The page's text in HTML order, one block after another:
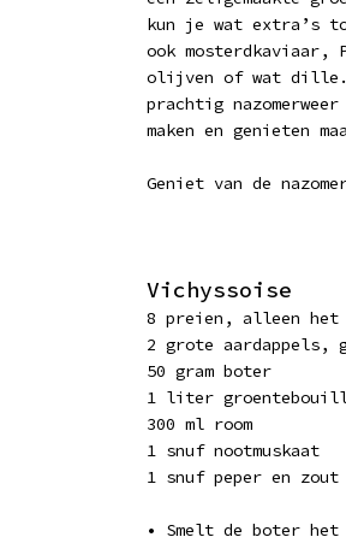
kun je wat extra’s
ook mosterdkaviaar,
olijven of wat dille.
prachtig
maken en genieten
Geniet van de
Vichyssoise
8 preien, alleen
2 grote aardappels,
50 gram boter
1 liter
300 ml room
1 snuf nootmuskaat
1 snuf peper en zout
• Smelt de boter